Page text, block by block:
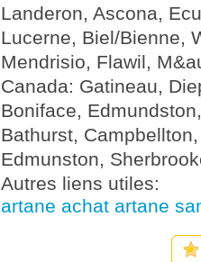
Landeron, Ascona,
Lucerne, Biel/Bienne,
Mendrisio, Flawil,
Canada: Gatineau,
Boniface,
Bathurst,
Edmunston,
Autres liens utiles:
artane achat artane